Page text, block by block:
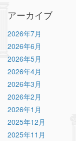
アーカイブ
2026年7月
2026年6月
2026年5月
2026年4月
2026年3月
2026年2月
2026年1月
2025年12月
2025年11月